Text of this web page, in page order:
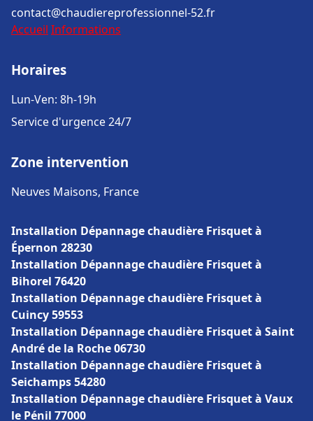
contact@chaudiereprofessionnel-52.fr
Accueil Informations
Horaires
Lun-Ven: 8h-19h
Service d'urgence 24/7
Zone intervention
Neuves Maisons, France
Installation Dépannage chaudière Frisquet à
Épernon 28230
Installation Dépannage chaudière Frisquet à
Bihorel 76420
Installation Dépannage chaudière Frisquet à
Cuincy 59553
Installation Dépannage chaudière Frisquet à Saint
André de la Roche 06730
Installation Dépannage chaudière Frisquet à
Seichamps 54280
Installation Dépannage chaudière Frisquet à Vaux
le Pénil 77000